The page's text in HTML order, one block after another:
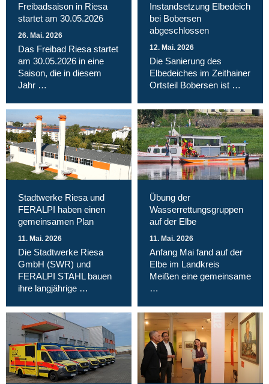
Freibadsaison in Riesa
startet am 30.05.2026
26. Mai. 2026
Das Freibad Riesa startet
am 30.05.2026 in eine
Saison, die in diesem
Jahr …
Instandsetzung Elbedeich
bei Bobersen
abgeschlossen
12. Mai. 2026
Die Sanierung des
Elbedeiches im Zeithainer
Ortsteil Bobersen ist …
Stadtwerke Riesa und
FERALPI haben einen
gemeinsamen Plan
11. Mai. 2026
Die Stadtwerke Riesa
GmbH (SWR) und
FERALPI STAHL bauen
ihre langjährige …
Übung der
Wasserrettungsgruppen
auf der Elbe
11. Mai. 2026
Anfang Mai fand auf der
Elbe im Landkreis
Meißen eine gemeinsame
…